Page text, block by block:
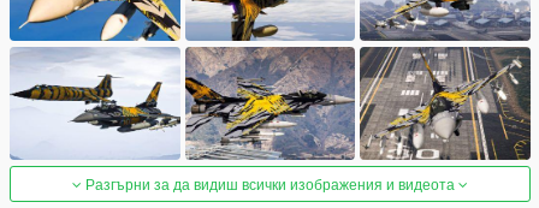
Разгърни за да видиш всички изображения и видеота